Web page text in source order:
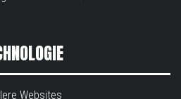
Websites